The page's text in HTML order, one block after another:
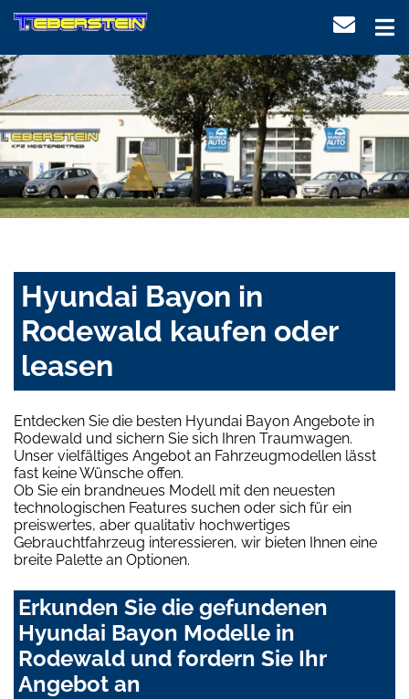
Hyundai Bayon in
Rodewald kaufen oder
leasen
Entdecken Sie die besten Hyundai Bayon Angebote in
Rodewald und sichern Sie sich Ihren Traumwagen.
Unser vielfältiges Angebot an Fahrzeugmodellen lässt
fast keine Wünsche offen.
Ob Sie ein brandneues Modell mit den neuesten
technologischen Features suchen oder sich für ein
preiswertes, aber qualitativ hochwertiges
Gebrauchtfahrzeug interessieren, wir bieten Ihnen eine
breite Palette an Optionen.
Erkunden Sie die gefundenen
Hyundai Bayon Modelle in
Rodewald und fordern Sie Ihr
Angebot an